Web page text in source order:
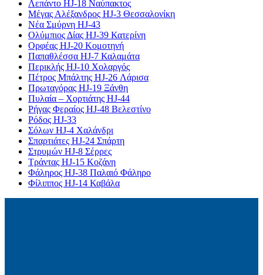
Λεπάντο HJ-18 Ναύπακτος
Μέγας Αλέξανδρος HJ-3 Θεσσαλονίκη
Νέα Σμύρνη HJ-43
Ολύμπιος Δίας HJ-39 Κατερίνη
Ορφέας HJ-20 Κομοτηνή
Παπαθλέσσα HJ-7 Καλαμάτα
Περικλής HJ-10 Χολαργός
Πέτρος Μπάλτης HJ-26 Λάρισα
Πρωταγόρας HJ-19 Ξάνθη
Πυλαία – Χορτιάτης HJ-44
Ρήγας Φεραίος HJ-48 Βελεστίνο
Ρόδος HJ-33
Σόλων HJ-4 Χαλάνδρι
Σπαρτιάτες HJ-24 Σπάρτη
Στρυμών HJ-8 Σέρρες
Τράντας HJ-15 Κοζάνη
Φάληρος HJ-38 Παλαιό Φάληρο
Φίλιππος HJ-14 Καβάλα